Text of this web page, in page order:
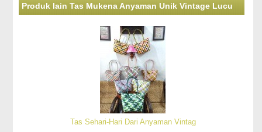
Produk lain Tas Mukena Anyaman Unik Vintage Lucu
Tas Sehari-Hari Dari Anyaman Vintag